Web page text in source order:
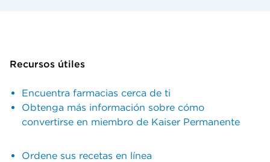
Recursos útiles
Encuentra farmacias cerca de ti
Obtenga más información sobre cómo
convertirse en miembro de Kaiser Permanente
Ordene sus recetas en línea